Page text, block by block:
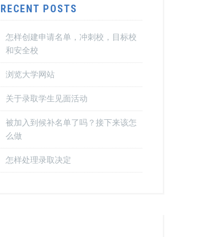
RECENT POSTS
怎样创建申请名单，冲刺校，目标校
和安全校
浏览大学网站
关于录取学生见面活动
被加入到候补名单了吗？接下来该怎
么做
怎样处理录取决定